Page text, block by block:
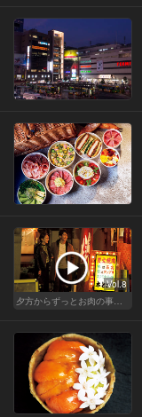
Vol.8
夕方からずっとお肉の事を考えてる貴方へ